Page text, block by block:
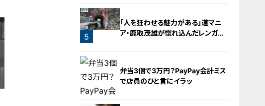
3
5
「人を狂わせる魅力がある」道マニ
ア・鹿取茂雄が惚れ込んだレンガの
弁当3個で3万円？PayPay会計ミス
で店員のひと言にイラッ